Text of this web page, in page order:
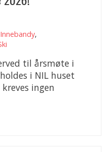
Innebandy,
til årsmøte i
i NIL huset
ingen